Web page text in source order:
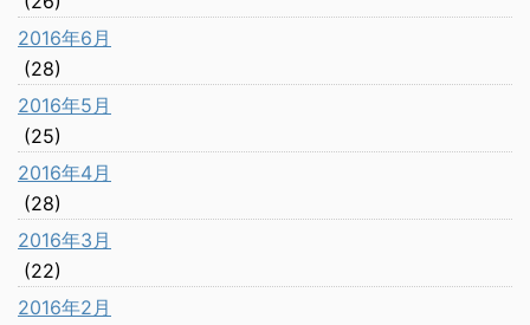
2016年6月
(28)
2016年5月
(25)
2016年4月
(28)
2016年3月
(22)
2016年2月